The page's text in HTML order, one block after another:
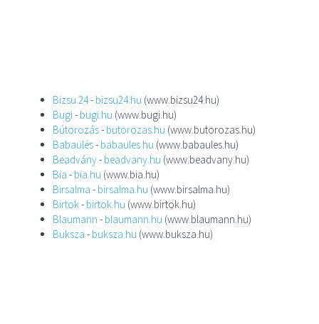
Bizsu 24- bizsu24.hu (www.bizsu24.hu)
Bugi- bugi.hu (www.bugi.hu)
Bútorozás- butorozas.hu (www.butorozas.hu)
Babaülés- babaules.hu (www.babaules.hu)
Beadvány- beadvany.hu (www.beadvany.hu)
Bia - bia.hu (www.bia.hu)
Birsalma - birsalma.hu (www.birsalma.hu)
Birtok- birtok.hu (www.birtok.hu)
Blaumann - blaumann.hu (www.blaumann.hu)
Buksza - buksza.hu (www.buksza.hu)